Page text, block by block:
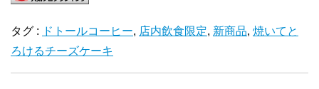
タグ : ドトールコーヒー, 店内飲食限定, 新商品, 焼いてと
ろけるチーズケーキ